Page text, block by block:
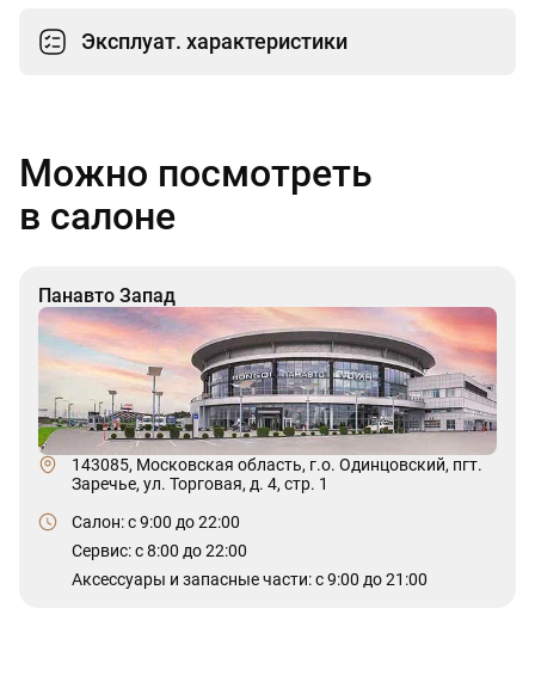
Эксплуат. характеристики
Можно посмотреть
в салоне
Панавто Запад
143085, Московская область, г.о. Одинцовский, пгт.
Заречье, ул. Торговая, д. 4, стр. 1
Салон: c 9:00 до 22:00
Сервис: c 8:00 до 22:00
Аксессуары и запасные части: с 9:00 до 21:00